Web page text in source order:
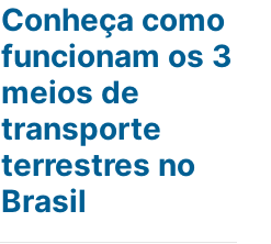
Conheça como
funcionam os 3
meios de
transporte
terrestres no
Brasil